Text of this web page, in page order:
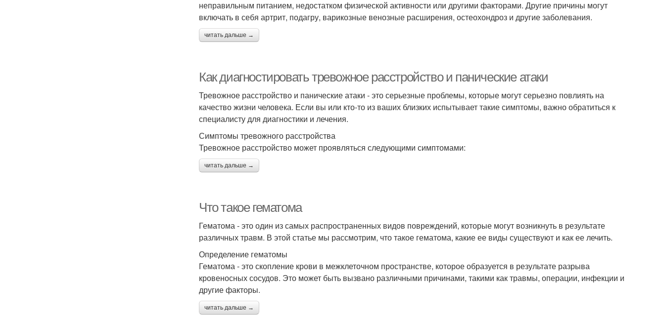
неправильным питанием, недостатком физической активности или другими факторами. Другие причины могут
включать в себя артрит, подагру, варикозные венозные расширения, остеохондроз и другие заболевания.
читать дальше →
Как диагностировать тревожное расстройство и панические атаки
Тревожное расстройство и панические атаки - это серьезные проблемы, которые могут серьезно повлиять на
качество жизни человека. Если вы или кто-то из ваших близких испытывает такие симптомы, важно обратиться к
специалисту для диагностики и лечения.
Симптомы тревожного расстройства
Тревожное расстройство может проявляться следующими симптомами:
читать дальше →
Что такое гематома
Гематома - это один из самых распространенных видов повреждений, которые могут возникнуть в результате
различных травм. В этой статье мы рассмотрим, что такое гематома, какие ее виды существуют и как ее лечить.
Определение гематомы
Гематома - это скопление крови в межклеточном пространстве, которое образуется в результате разрыва
кровеносных сосудов. Это может быть вызвано различными причинами, такими как травмы, операции, инфекции и
другие факторы.
читать дальше →